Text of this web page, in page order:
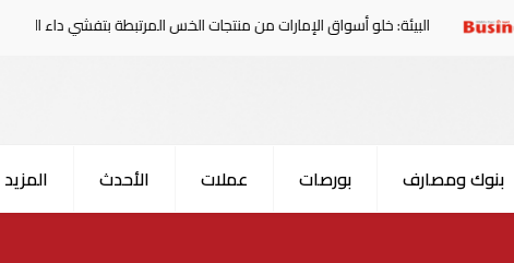
البيئة: خلو أسواق الإمارات من منتجات الخس المرتبطة بتفشي داء السيكلوسبورا
بنوك ومصارف بورصات عملات الأحدث المزيد